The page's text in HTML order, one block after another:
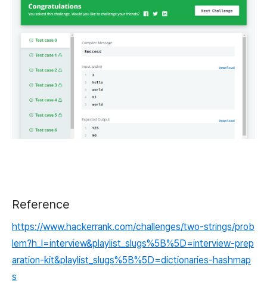
Reference
https://www.hackerrank.com/challenges/two-strings/prob
lem?h_l=interview&playlist_slugs%5B%5D=interview-prep
aration-kit&playlist_slugs%5B%5D=dictionaries-hashmap
s